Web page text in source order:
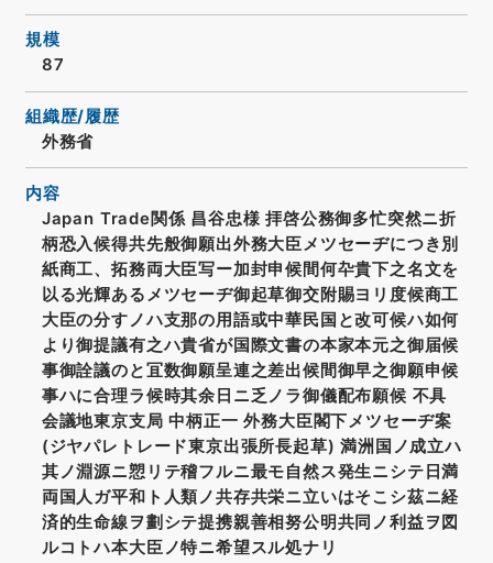
規模
87
組織歴/履歴
外務省
内容
Japan Trade関係 昌谷忠様 拝啓公務御多忙突然ニ折
柄恐入候得共先般御願出外務大臣メツセーヂにつき別
紙商工、拓務両大臣写ー加封申候間何卆貴下之名文を
以る光輝あるメツセーヂ御起草御交附賜ヨリ度候商工
大臣の分すノハ支那の用語或中華民国と改可候ハ如何
より御提議有之ハ貴省が国際文書の本家本元之御届候
事御詮議のと冝数御願呈連之差出候間御早之御願申候
事ハに合理ラ候時其余日ニ乏ノラ御儀配布願候 不具
会議地東京支局 中柄正一 外務大臣閣下メツセーヂ案
(ジヤパレトレード東京出張所長起草) 満洲国ノ成立ハ
其ノ淵源ニ愬リテ稽フルニ最モ自然ス発生ニシテ日満
両国人ガ平和ト人類ノ共存共栄ニ立いはそこシ茲ニ経
済的生命線ヲ劃シテ提携親善相努公明共同ノ利益ヲ図
ルコトハ本大臣ノ特ニ希望スル処ナリ